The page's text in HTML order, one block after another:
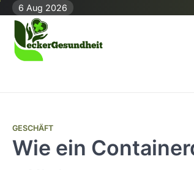
Skip
content
6 Aug 2026
GESCHÄFT
Wie ein